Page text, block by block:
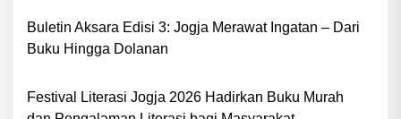
Buletin Aksara Edisi 3: Jogja Merawat Ingatan – Dari
Buku Hingga Dolanan
Festival Literasi Jogja 2026 Hadirkan Buku Murah